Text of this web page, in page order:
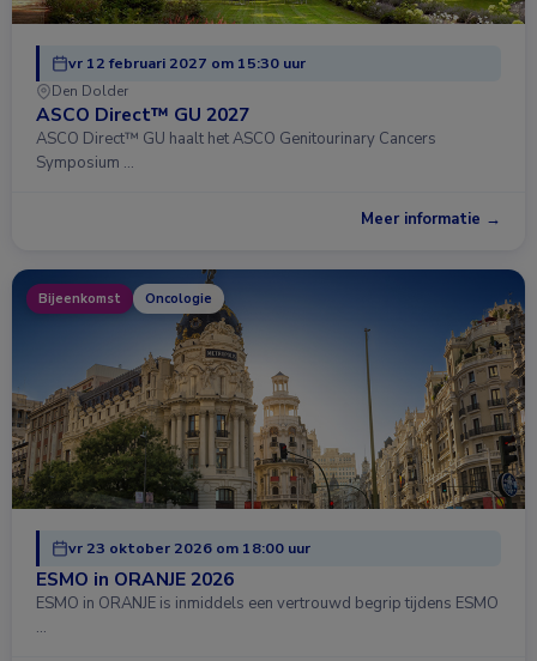
vr 12 februari 2027 om 15:30 uur
Den Dolder
ASCO Direct™ GU 2027
ASCO Direct™ GU haalt het ASCO Genitourinary Cancers
Symposium …
Meer informatie →
Bijeenkomst Oncologie
vr 23 oktober 2026 om 18:00 uur
ESMO in ORANJE 2026
ESMO in ORANJE is inmiddels een vertrouwd begrip tijdens ESMO
…